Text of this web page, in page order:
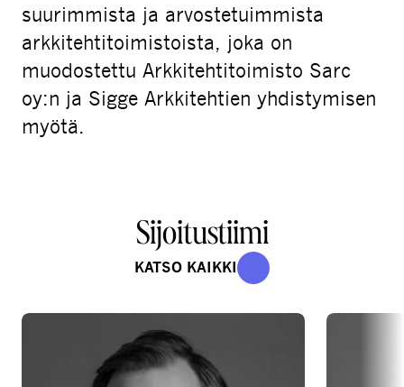
suurimmista ja arvostetuimmista
arkkitehtitoimistoista, joka on
muodostettu Arkkitehtitoimisto Sarc
oy:n ja Sigge Arkkitehtien yhdistymisen
myötä.
Sijoitustiimi
KATSO KAIKKI